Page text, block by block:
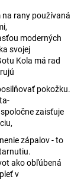
rany používaná
moderných
svojej
Kola má rad
pokožku.
zaisťuje
zápalov - to
ako obľúbená
v